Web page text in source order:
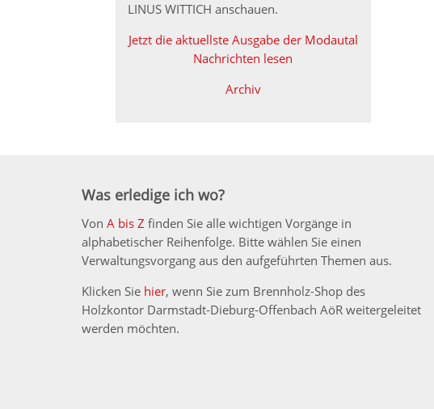
LINUS WITTICH anschauen.
Jetzt die aktuellste Ausgabe der Modautal
Nachrichten lesen
Archiv
Was erledige ich wo?
Von A bis Z finden Sie alle wichtigen Vorgänge in
alphabetischer Reihenfolge. Bitte wählen Sie einen
Verwaltungsvorgang aus den aufgeführten Themen aus.
Klicken Sie hier, wenn Sie zum Brennholz-Shop des
Holzkontor Darmstadt-Dieburg-Offenbach AöR weitergeleitet
werden möchten.